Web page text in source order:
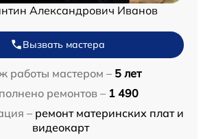
Александрович Иванов
Вызвать мастера
работы мастером – 5 лет
ремонтов – 1 490
– ремонт материнских плат и
видеокарт